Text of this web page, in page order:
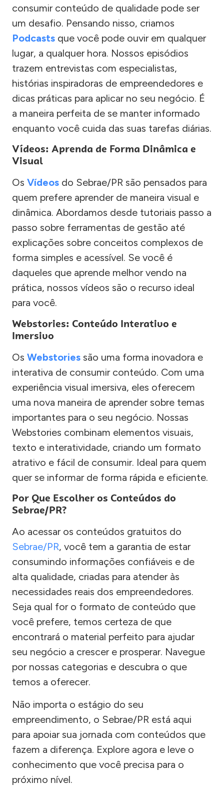
consumir conteúdo de qualidade pode ser
um desafio. Pensando nisso, criamos
Podcasts que você pode ouvir em qualquer
lugar, a qualquer hora. Nossos episódios
trazem entrevistas com especialistas,
histórias inspiradoras de empreendedores e
dicas práticas para aplicar no seu negócio. É
a maneira perfeita de se manter informado
enquanto você cuida das suas tarefas diárias.
Vídeos: Aprenda de Forma Dinâmica e
Visual
Os Vídeos do Sebrae/PR são pensados para
quem prefere aprender de maneira visual e
dinâmica. Abordamos desde tutoriais passo a
passo sobre ferramentas de gestão até
explicações sobre conceitos complexos de
forma simples e acessível. Se você é
daqueles que aprende melhor vendo na
prática, nossos vídeos são o recurso ideal
para você.
Webstories: Conteúdo Interativo e
Imersivo
Os Webstories são uma forma inovadora e
interativa de consumir conteúdo. Com uma
experiência visual imersiva, eles oferecem
uma nova maneira de aprender sobre temas
importantes para o seu negócio. Nossas
Webstories combinam elementos visuais,
texto e interatividade, criando um formato
atrativo e fácil de consumir. Ideal para quem
quer se informar de forma rápida e eficiente.
Por Que Escolher os Conteúdos do
Sebrae/PR?
Ao acessar os conteúdos gratuitos do
Sebrae/PR, você tem a garantia de estar
consumindo informações confiáveis e de
alta qualidade, criadas para atender às
necessidades reais dos empreendedores.
Seja qual for o formato de conteúdo que
você prefere, temos certeza de que
encontrará o material perfeito para ajudar
seu negócio a crescer e prosperar. Navegue
por nossas categorias e descubra o que
temos a oferecer.
Não importa o estágio do seu
empreendimento, o Sebrae/PR está aqui
para apoiar sua jornada com conteúdos que
fazem a diferença. Explore agora e leve o
conhecimento que você precisa para o
próximo nível.